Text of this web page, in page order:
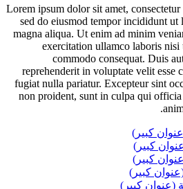
Lorem ipsum dolor sit amet,
sed do eiusmod tempor incididunt ut
magna aliqua. Ut enim ad minim
exercitation ullamco laboris nisi
commodo consequat. Duis
reprehenderit in voluptate velit esse
fugiat nulla pariatur. Excepteur sint
non proident, sunt in culpa qui
كبير)
كبير)
كبير)
(عنوان كبير)
(عنوان كبير)